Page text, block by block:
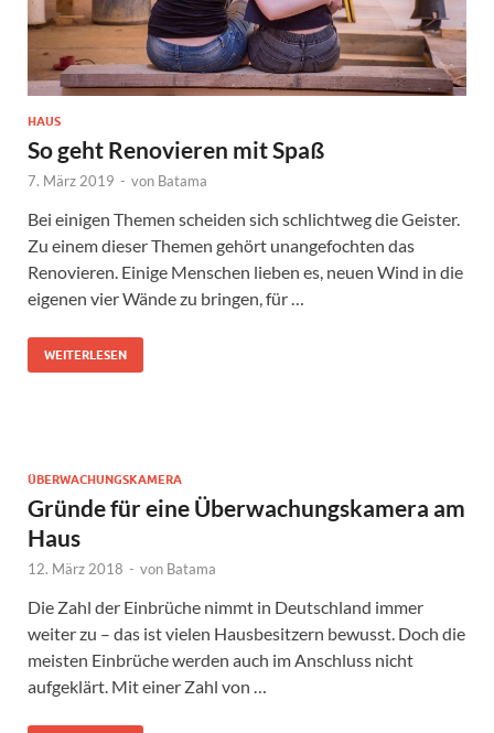
HAUS
So geht Renovieren mit Spaß
7. März 2019 - von Batama
Bei einigen Themen scheiden sich schlichtweg die Geister.
Zu einem dieser Themen gehört unangefochten das
Renovieren. Einige Menschen lieben es, neuen Wind in die
eigenen vier Wände zu bringen, für …
WEITERLESEN
ÜBERWACHUNGSKAMERA
Gründe für eine Überwachungskamera am
Haus
12. März 2018 - von Batama
Die Zahl der Einbrüche nimmt in Deutschland immer
weiter zu – das ist vielen Hausbesitzern bewusst. Doch die
meisten Einbrüche werden auch im Anschluss nicht
aufgeklärt. Mit einer Zahl von …